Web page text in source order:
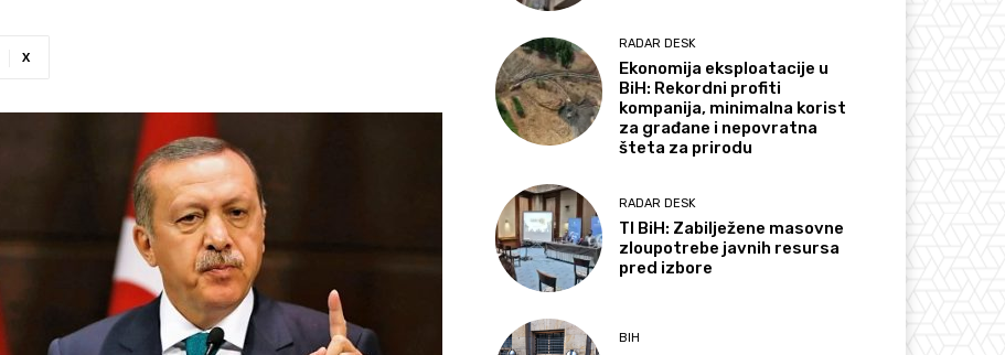
X
RADAR DESK
Ekonomija eksploatacije u
BiH: Rekordni profiti
kompanija, minimalna korist
za građane i nepovratna
šteta za prirodu
RADAR DESK
TI BiH: Zabilježene masovne
zloupotrebe javnih resursa
pred izbore
BIH